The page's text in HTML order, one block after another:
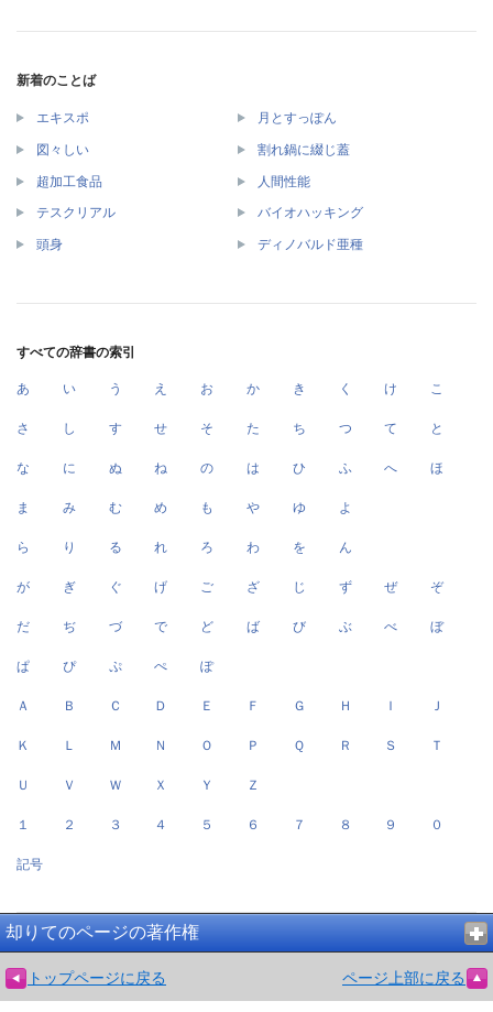
新着のことば
エキスポ 月とすっぽん
図々しい 割れ鍋に綴じ蓋
超加工食品 人間性能
テスクリアル バイオハッキング
頭身 ディノバルド亜種
すべての辞書の索引
あ い う え お か き く け こ
さ し す せ そ た ち つ て と
な に ぬ ね の は ひ ふ へ ほ
ま み む め も や ゆ よ
ら り る れ ろ わ を ん
が ぎ ぐ げ ご ざ じ ず ぜ ぞ
だ ぢ づ で ど ば び ぶ べ ぼ
ぱ ぴ ぷ ぺ ぽ
Ａ Ｂ Ｃ Ｄ Ｅ Ｆ Ｇ Ｈ Ｉ Ｊ
Ｋ Ｌ Ｍ Ｎ Ｏ Ｐ Ｑ Ｒ Ｓ Ｔ
Ｕ Ｖ Ｗ Ｘ Ｙ Ｚ
１ ２ ３ ４ ５ ６ ７ ８ ９ ０
記号
却りてのページの著作権
トップページに戻る ページ上部に戻る